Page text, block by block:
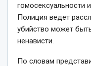
гомосексуальности
Полиция ведет
убийство может
ненависти.
По словам